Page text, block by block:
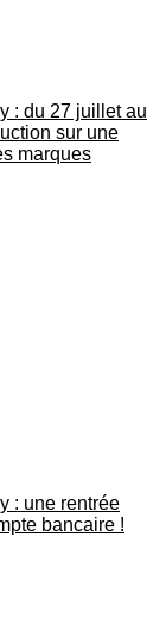
: du 27 juillet au
sur une
marques
: une rentrée
bancaire !